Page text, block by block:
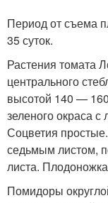
Период от съема
35 суток.
Растения томата
центрального
высотой 140 —
зеленого окраса
Соцветия
седьмым листом,
листа.
Помидоры